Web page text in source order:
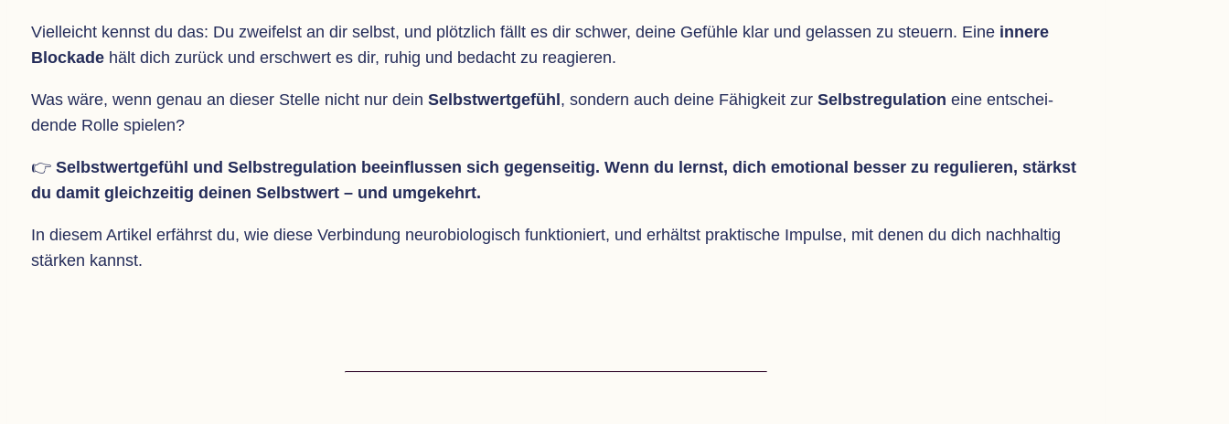
Viel­leicht kennst du das: Du zwei­felst an dir selbst, und plötz­lich fällt es dir schwer, deine Gefühle klar und gelas­sen zu steu­ern. Eine innere
Blo­ckadehält dich zurück und erschwert es dir, ruhig und bedacht zu reagieren.
Was wäre, wenn genau an die­ser Stelle nicht nur dein Selbst­wert­ge­fühl , son­dern auch deine Fähig­keit zur Selbst­re­gu­la­tion eine ent­schei­
dende Rolle spielen?
👉Selbst­wert­ge­fühl und Selbst­re­gu­la­tion beein­flus­sen sich gegen­sei­tig. Wenn du lernst, dich emo­tio­nal bes­ser zu regu­lie­ren, stärkst
du damit gleich­zei­tig dei­nen Selbst­wert – und umgekehrt.
In die­sem Arti­kel erfährst du, wie diese Ver­bin­dung neu­ro­bio­lo­gisch funk­tio­niert, und erhältst prak­ti­sche Impulse, mit denen du dich nach­hal­tig
stär­ken kannst.